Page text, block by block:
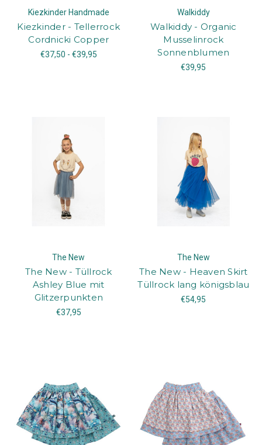
Kiezkinder Handmade
Kiezkinder - Tellerrock
Cordnicki Copper
€37,50 - €39,95
Walkiddy
Walkiddy - Organic
Musselinrock
Sonnenblumen
€39,95
The New
The New - Tüllrock
Ashley Blue mit
Glitzerpunkten
€37,95
The New
The New - Heaven Skirt
Tüllrock lang königsblau
€54,95